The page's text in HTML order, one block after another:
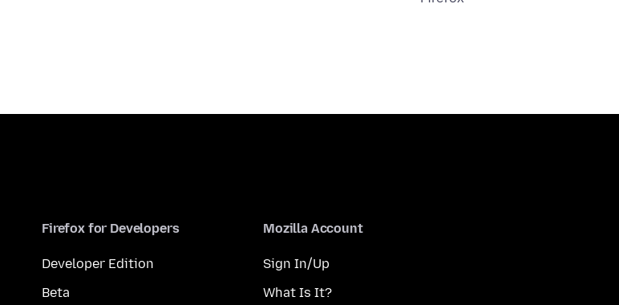
Firefox for Developers
Developer Edition
Beta
Mozilla Account
Sign In/Up
What Is It?